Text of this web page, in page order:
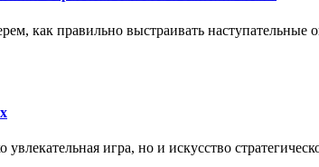
как правильно выстраивать
игра, но и искусство